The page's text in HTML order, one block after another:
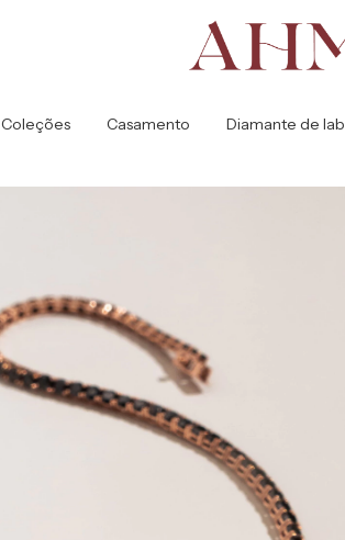
Coleções Casamento Diamante de lab